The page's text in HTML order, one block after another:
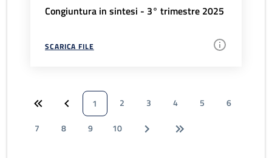
Congiuntura in sintesi - 3° trimestre 2025
SCARICA FILE
1 2 3 4 5
6
7
8 9 10